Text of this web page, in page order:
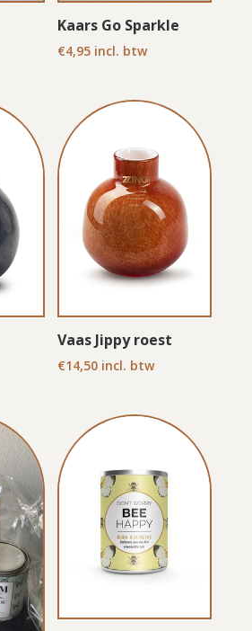
Kaars Go Sparkle
€4,95 incl. btw
Vaas Jippy roest
€14,50 incl. btw